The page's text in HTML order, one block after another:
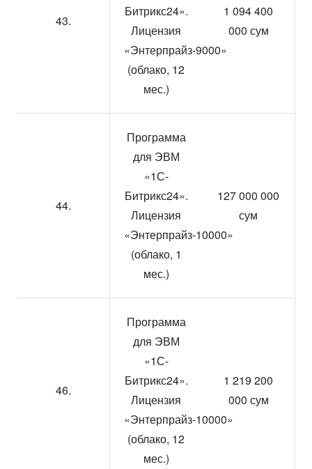
43.
Битрикс24».
Лицензия
«Энтерпрайз-9000»
(облако, 12
мес.)
1 094 400
000 сум
44.
Программа
для ЭВМ
«1С-
Битрикс24».
Лицензия
«Энтерпрайз-10000»
(облако, 1
мес.)
127 000 000
сум
46.
Программа
для ЭВМ
«1С-
Битрикс24».
Лицензия
«Энтерпрайз-10000»
(облако, 12
мес.)
1 219 200
000 сум